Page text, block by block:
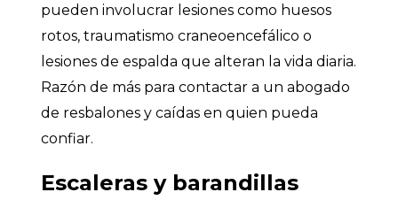
pueden involucrar lesiones como huesos
rotos, traumatismo craneoencefálico o
lesiones de espalda que alteran la vida diaria.
Razón de más para contactar a un abogado
de resbalones y caídas en quien pueda
confiar.
Escaleras y barandillas